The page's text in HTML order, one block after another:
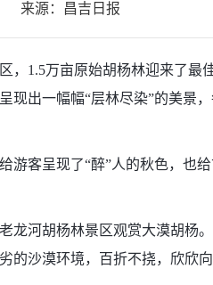
来源：昌吉日报
，1.5万亩原始胡杨林迎来了最
出一幅幅“层林尽染”的美景
呈现了“醉”人的秋色，也
河胡杨林景区观赏大漠胡杨
沙漠环境，百折不挠，欣欣